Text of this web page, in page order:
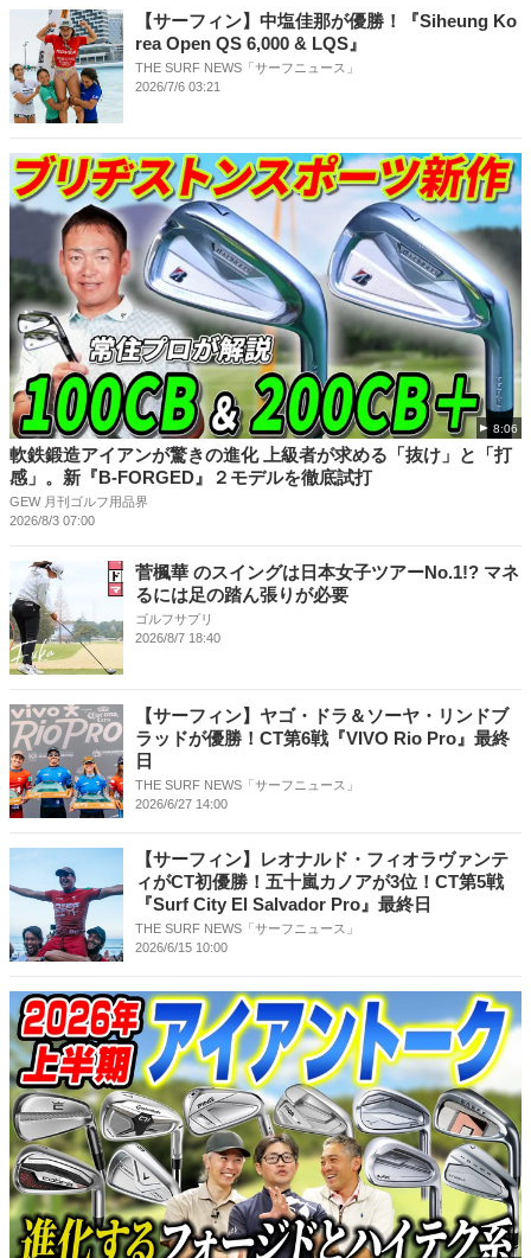
【サーフィン】中塩佳那が優勝！『Siheung Ko
rea Open QS 6,000 & LQS』
THE SURF NEWS「サーフニュース」
2026/7/6 03:21
8:06
軟鉄鍛造アイアンが驚きの進化 上級者が求める「抜け」と「打
感」。新『B-FORGED』２モデルを徹底試打
GEW 月刊ゴルフ用品界
2026/8/3 07:00
菅楓華 のスイングは日本女子ツアーNo.1!? マネ
るには足の踏ん張りが必要
ゴルフサプリ
2026/8/7 18:40
【サーフィン】ヤゴ・ドラ＆ソーヤ・リンドブ
ラッドが優勝！CT第6戦『VIVO Rio Pro』最終
日
THE SURF NEWS「サーフニュース」
2026/6/27 14:00
【サーフィン】レオナルド・フィオラヴァンテ
ィがCT初優勝！五十嵐カノアが3位！CT第5戦
『Surf City El Salvador Pro』最終日
THE SURF NEWS「サーフニュース」
2026/6/15 10:00